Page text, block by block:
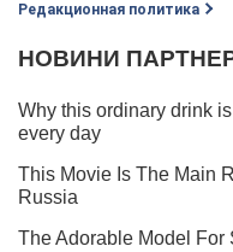
Редакционная политика